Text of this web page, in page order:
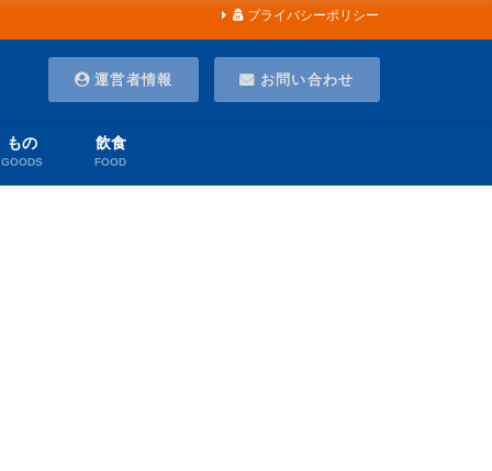
プライバシーポリシー
運営者情報 お問い合わせ
もの
GOODS
飲食
FOOD